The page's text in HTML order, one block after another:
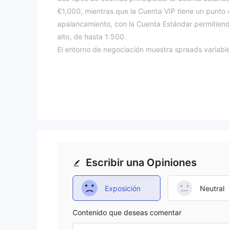
€1,000, mientras que la Cuenta VIP tiene un
apalancamiento, con la Cuenta Estándar
alto, de hasta 1:500.
El entorno de negociación muestra spreads
o resolver disputas en ausencia de una
entorno de negociación menos transparente, lo
intercambio.
Pros y contras
Pros:
Escribir una Opiniones
Exposición Neutral
Contenido que deseas comentar